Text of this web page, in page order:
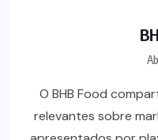
O BHB Food
relevantes sobre